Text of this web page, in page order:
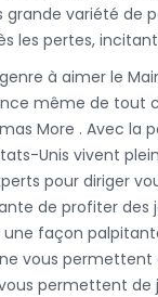
variété de
les pertes,
à aimer le
même de tout
More . Avec la
Unis vivent
pour diriger
de profiter des
façon
vous
permettent